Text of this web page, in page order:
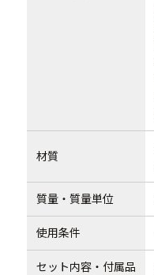
材質
質量・質量単位
使用条件
セット内容・付属品